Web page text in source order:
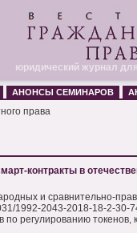
юридический журнал
АНОНСЫ СЕМИНАРОВ
права
контракты в
и сравнительно-
1992-2043-2018-18-2-
по регулированию